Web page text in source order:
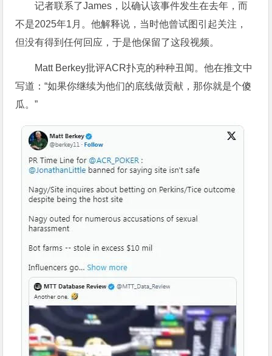
记者联系了James，以确认该事件发生在去年，而
不是2025年1月。他解释说，当时他曾试图引起关注，
但没有得到任何回应，于是他保留了这段视频。
Matt Berkey批评ACR扑克的种种丑闻。他在推文中
写道：“如果你继续为他们的底线做贡献，那你就是个傻
瓜。”